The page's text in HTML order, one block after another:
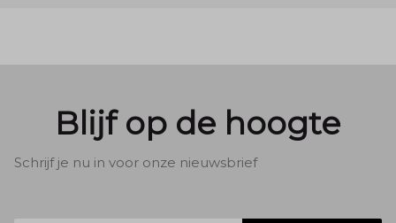
Blijf op de hoogte
Schrijf je nu in voor onze nieuwsbrief